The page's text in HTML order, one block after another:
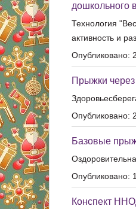
дошкольного
Технология
активность и
Опубликовано:
Прыжки через
Опубликовано:
Базовые
Опубликовано:
Конспект